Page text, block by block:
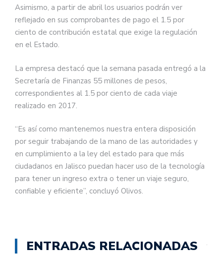
Asimismo, a partir de abril los usuarios podrán ver
reflejado en sus comprobantes de pago el 1.5 por
ciento de contribución estatal que exige la regulación
en el Estado.
La empresa destacó que la semana pasada entregó a la
Secretaría de Finanzas 55 millones de pesos,
correspondientes al 1.5 por ciento de cada viaje
realizado en 2017.
“Es así como mantenemos nuestra entera disposición
por seguir trabajando de la mano de las autoridades y
en cumplimiento a la ley del estado para que más
ciudadanos en Jalisco puedan hacer uso de la tecnología
para tener un ingreso extra o tener un viaje seguro,
confiable y eficiente”, concluyó Olivos.
ENTRADAS RELACIONADAS